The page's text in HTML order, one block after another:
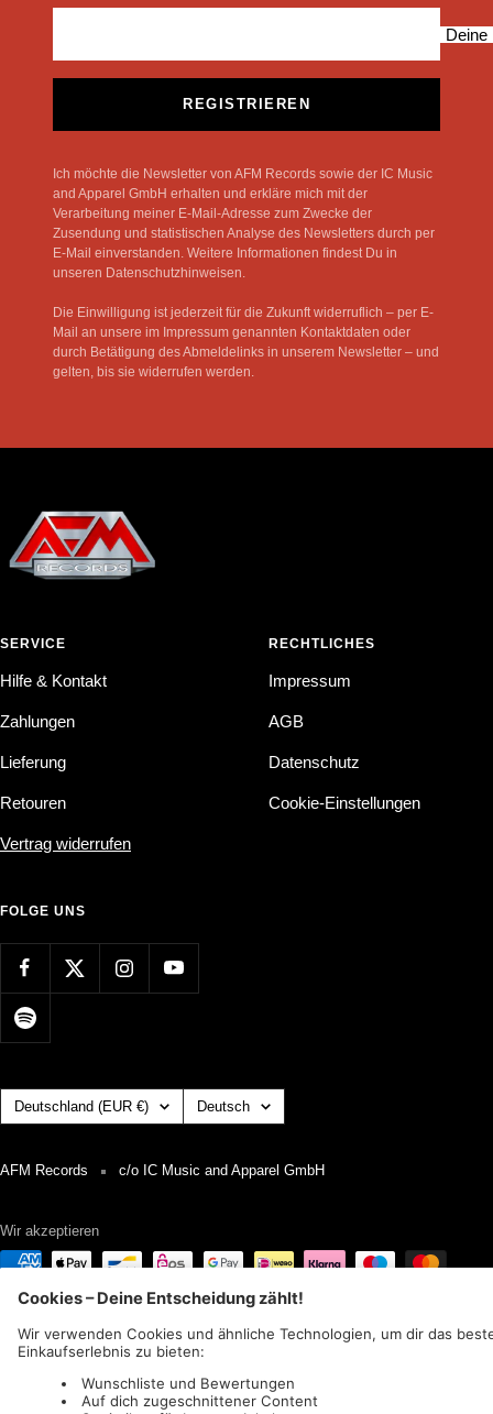
Deine
REGISTRIEREN
Ich möchte die Newsletter von AFM Records sowie der IC Music
and Apparel GmbH erhalten und erkläre mich mit der
Verarbeitung meiner E-Mail-Adresse zum Zwecke der
Zusendung und statistischen Analyse des Newsletters durch per
E-Mail einverstanden. Weitere Informationen findest Du in
unseren Datenschutzhinweisen.
Die Einwilligung ist jederzeit für die Zukunft widerruflich – per E-
Mail an unsere im Impressum genannten Kontaktdaten oder
durch Betätigung des Abmeldelinks in unserem Newsletter – und
gelten, bis sie widerrufen werden.
SERVICE
Hilfe & Kontakt
Zahlungen
Lieferung
Retouren
Vertrag widerrufen
RECHTLICHES
Impressum
AGB
Datenschutz
Cookie-Einstellungen
FOLGE UNS
Land/Region Deutschland (EUR €) Sprache
Deutsch
AFM Records c/o IC Music and Apparel GmbH
Wir akzeptieren